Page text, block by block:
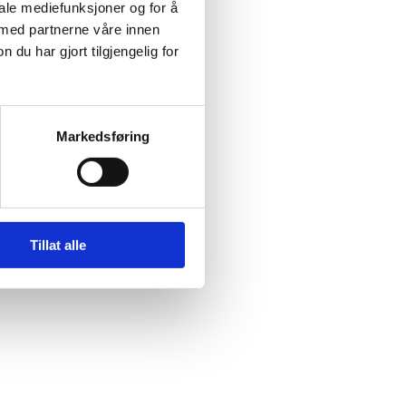
mediefunksjoner og for å
partnerne våre innen
du har gjort tilgjengelig for
Markedsføring
Tillat alle